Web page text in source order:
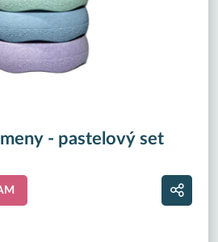
- pastelový set